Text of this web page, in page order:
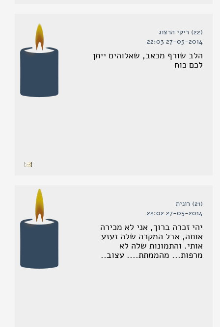
(22) ריקי הרצוג
27-05-2014 22:03
הלב שורף מכאב, שאלוהים ייתן
לכם כוח
(21) רונית
27-05-2014 22:02
יהי זכרה ברוך, אני לא מכירה
אותה, אבל המקרה שלה זעזע
אותי. והתמונות שלה לא
מרפות... מהממתת.... עצוב..